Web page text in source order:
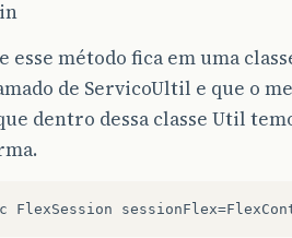
esse método fica em uma
de ServicoUltil e que o
dentro dessa classe Util